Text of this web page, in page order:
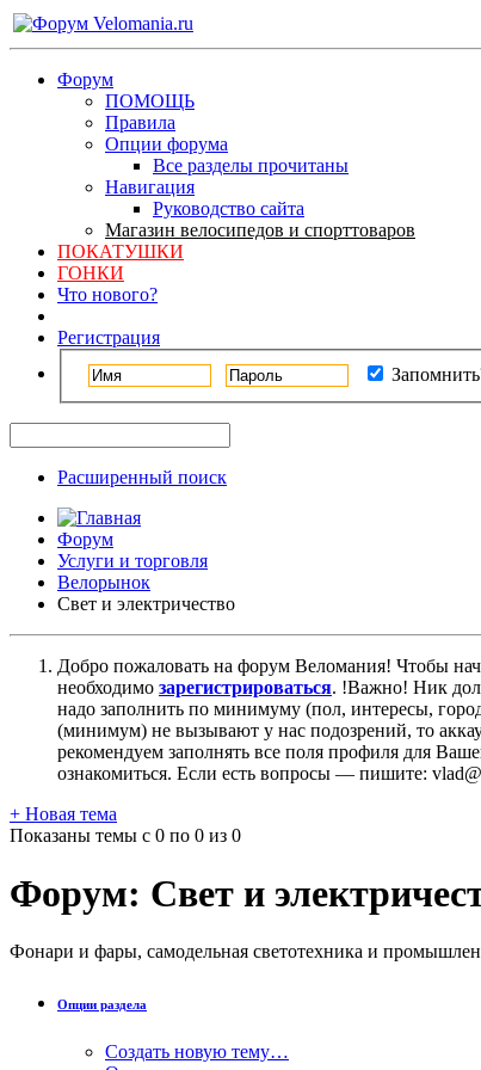
Форум
ПОМОЩЬ
Правила
Опции форума
Все разделы прочитаны
Навигация
Руководство сайта
Магазин велосипедов и спорттоваров
ПОКАТУШКИ
ГОНКИ
Что нового?
Регистрация
Расширенный поиск
Форум
Услуги и торговля
Велорынок
Свет и электричество
Добро пожаловать на форум Веломания! Чтобы
необходимо зарегистрироваться. !Важно! Ник
надо заполнить по минимуму (пол, интересы,
(минимум) не вызывают у нас подозрений, то
рекомендуем заполнять все поля профиля для
ознакомиться. Если есть вопросы — пишите:
+ Новая тема
Показаны темы с 0 по 0 из 0
Форум: Свет и
Фонари и фары, самодельная светотехника и
Опции раздела
Создать новую тему…